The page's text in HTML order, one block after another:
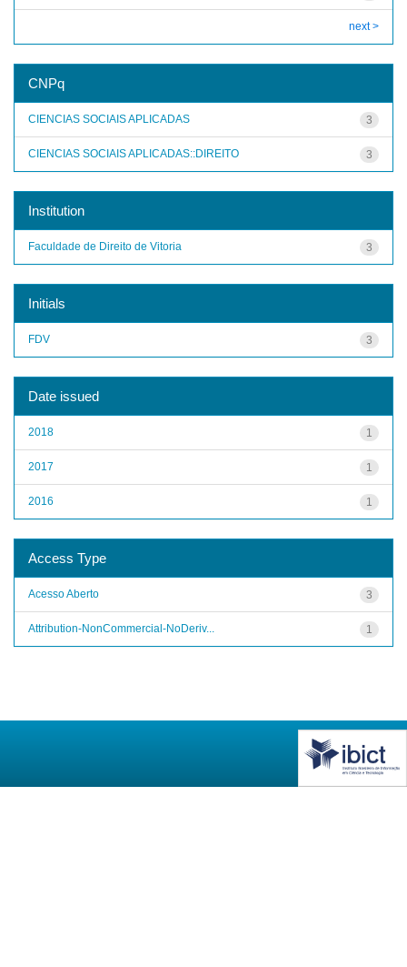
next >
CNPq
3
CIENCIAS SOCIAIS APLICADAS
3
CIENCIAS SOCIAIS APLICADAS::DIREITO
Institution
3
Faculdade de Direito de Vitoria
Initials
3
FDV
Date issued
1
2018
1
2017
1
2016
Access Type
3
Acesso Aberto
1
Attribution-NonCommercial-NoDeriv...